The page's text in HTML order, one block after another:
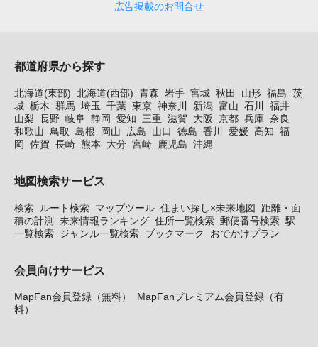
広告掲載のお問合せ
都道府県から探す
北海道(東部) 北海道(西部) 青森 岩手 宮城 秋田 山形 福島 茨
城 栃木 群馬 埼玉 千葉 東京 神奈川 新潟 富山 石川
福井
山梨 長野 岐阜 静岡 愛知 三重 滋賀 大阪 京都 兵庫 奈良
和歌山
鳥取 島根 岡山 広島 山口 徳島 香川 愛媛 高知 福
岡
佐賀 長崎 熊本 大分 宮崎 鹿児島 沖縄
地図検索サービス
検索 ルート検索 マップツール 住まい探し×未来地図
距離・面
積の計測 未来情報ランキング 住所一覧検索 郵便番号検索 駅
一覧検索 ジャンル一覧検索 ブックマーク おでかけプラン
会員向けサービス
MapFan会員登録（無料）
MapFanプレミアム会員登録（有
料）